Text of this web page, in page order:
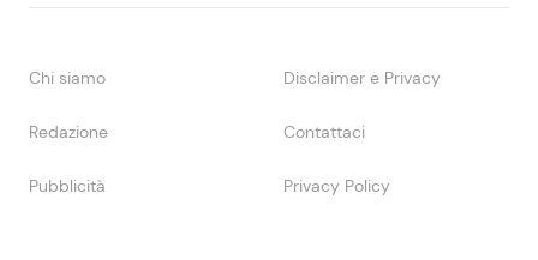
Chi siamo Disclaimer e Privacy
Redazione Contattaci
Pubblicità Privacy Policy